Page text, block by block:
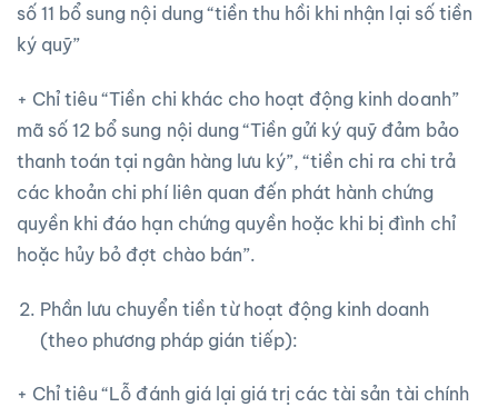
số 11 bổ sung nội dung “tiền thu hồi khi nhận lại số tiền
ký quỹ”
+ Chỉ tiêu “Tiền chi khác cho hoạt động kinh doanh”
mã số 12 bổ sung nội dung “Tiền gửi ký quỹ đảm bảo
thanh toán tại ngân hàng lưu ký”, “tiền chi ra chi trả
các khoản chi phí liên quan đến phát hành chứng
quyền khi đáo hạn chứng quyền hoặc khi bị đình chỉ
hoặc hủy bỏ đợt chào bán”.
Phần lưu chuyển tiền từ hoạt động kinh doanh
(theo phương pháp gián tiếp):
+ Chỉ tiêu “Lỗ đánh giá lại giá trị các tài sản tài chính